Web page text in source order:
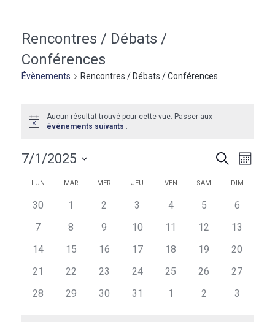
Rencontres / Débats /
Conférences
Évènements Rencontres / Débats / Conférences
Notice
Aucun résultat trouvé pour cette vue. Passer aux
évènements suivants .
vues
Recherche
de
Mois
7/1/2025
date.
Calendrier
de
Évènements
Calendrier
de
Évènements
LUN MAR MER JEU VEN SAM DIM
0
30
0
1
0
2
0
3
0
4
0
5
0
6
0
7
0
8
0
9
0
10
0
11
0
12
0
13
0
14
0
15
0
16
0
17
0
18
0
19
0
20
0
21
0
22
0
23
0
24
0
25
0
26
0
27
0
28
0
29
0
30
0
31
0
1
0
2
0
3